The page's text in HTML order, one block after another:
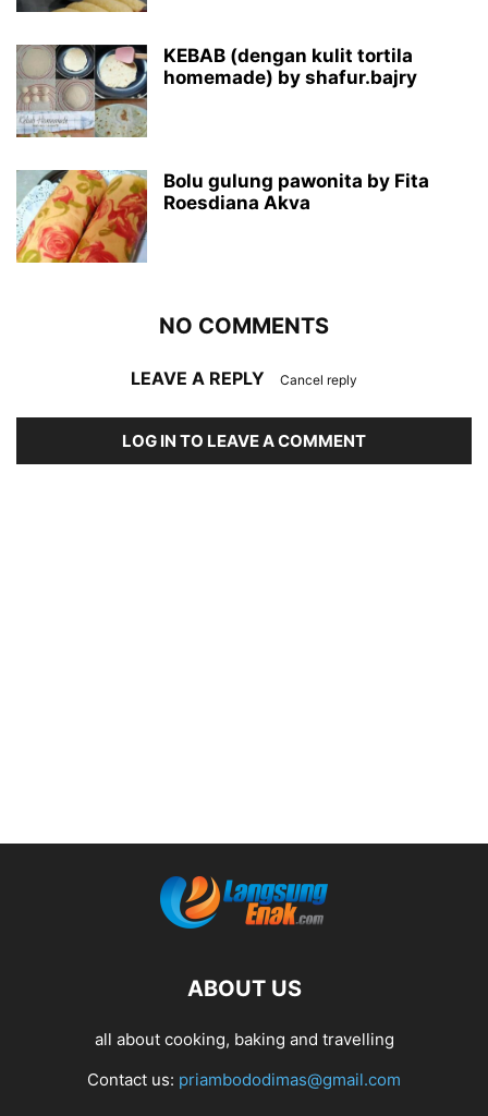
KEBAB (dengan kulit tortila
homemade) by shafur.bajry
Bolu gulung pawonita by Fita
Roesdiana Akva
NO COMMENTS
LEAVE A REPLY Cancel reply
LOG IN TO LEAVE A COMMENT
ABOUT US
all about cooking, baking and travelling
Contact us: priambododimas@gmail.com